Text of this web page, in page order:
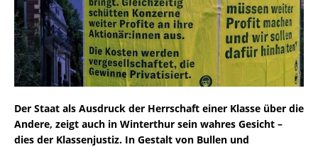
Der Staat als Ausdruck der Herrschaft einer Klasse über die
Andere, zeigt auch in Winterthur sein wahres Gesicht –
dies der Klassenjustiz. In Gestalt von Bullen und